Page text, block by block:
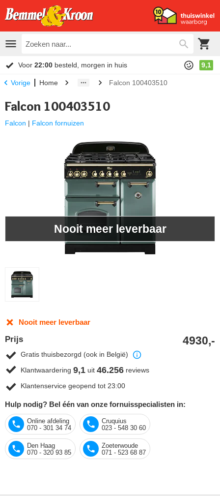
Voor 22:00 besteld, morgen in huis 9,1
Vorige Home Falcon 100403510
Falcon 100403510
Falcon | Falcon fornuizen
Nooit meer leverbaar
Nooit meer leverbaar
Prijs 4930,-
Gratis thuisbezorgd (ook in België)
Klantwaardering 9,1 uit 46.256 reviews
Klantenservice geopend tot 23:00
Hulp nodig? Bel één van onze fornuisspecialisten in:
Online afdeling
070 - 301 34 74
Cruquius
023 - 548 30 60
Den Haag
070 - 320 93 85
Zoeterwoude
071 - 523 68 87